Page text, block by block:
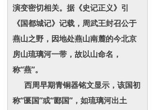
演变密切相关。据《史记正义》引
《国都城记》记载，周武王封召公于
燕山之野，因地处燕山南麓的今北京
房山琉璃河一带，故以山命名，
称“燕”。
西周早期青铜器铭文显示，该国初
称“匽国”或“郾国”，如琉璃河出土